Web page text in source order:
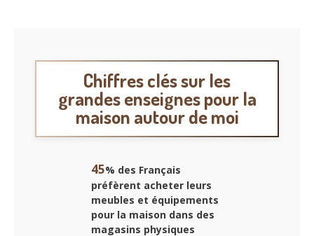
Chiffres clés sur les
grandes enseignes pour la
maison autour de moi
45% des Français
préfèrent acheter leurs
meubles et équipements
pour la maison dans des
magasins physiques